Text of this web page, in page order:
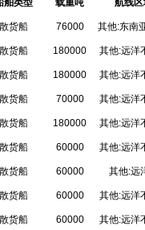
舶类型 载重吨 航线
散货船 76000
散货船 180000 其他:远洋
散货船 180000 其他:远洋
散货船 70000 其他:远洋
散货船 180000 其他:远洋
散货船 60000 其他:远洋
散货船 60000 其他:远
散货船 60000 其他:远洋
散货船 60000 其他:远洋